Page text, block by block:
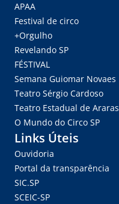
APAA
Festival de circo
+Orgulho
Revelando SP
FÉSTIVAL
Semana Guiomar Novaes
Teatro Sérgio Cardoso
Teatro Estadual de Araras
O Mundo do Circo SP
Links Úteis
Ouvidoria
Portal da transparência
SIC.SP
SCEIC-SP